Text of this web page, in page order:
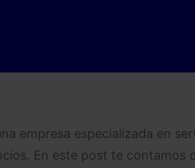
empresa especializada en
En este post te contamos